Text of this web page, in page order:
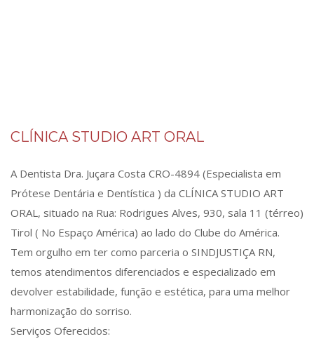
CLÍNICA STUDIO ART ORAL
A Dentista Dra. Juçara Costa CRO-4894 (Especialista em
Prótese Dentária e Dentística ) da CLÍNICA STUDIO ART
ORAL, situado na Rua: Rodrigues Alves, 930, sala 11 (térreo)
Tirol ( No Espaço América) ao lado do Clube do América.
Tem orgulho em ter como parceria o SINDJUSTIÇA RN,
temos atendimentos diferenciados e especializado em
devolver estabilidade, função e estética, para uma melhor
harmonização do sorriso.
Serviços Oferecidos: